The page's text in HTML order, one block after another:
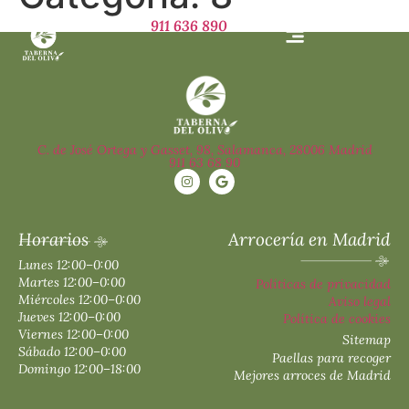
911 636 890
C. de José Ortega y Gasset, 98, Salamanca, 28006 Madrid
911 63 68 90
Horarios
Lunes 12:00–0:00
Martes 12:00–0:00
Miércoles 12:00–0:00
Jueves 12:00–0:00
Viernes 12:00–0:00
Sábado 12:00–0:00
Domingo 12:00–18:00
Arrocería en Madrid
Políticas de privacidad
Aviso legal
Política de cookies
Sitemap
Paellas para recoger
Mejores arroces de Madrid